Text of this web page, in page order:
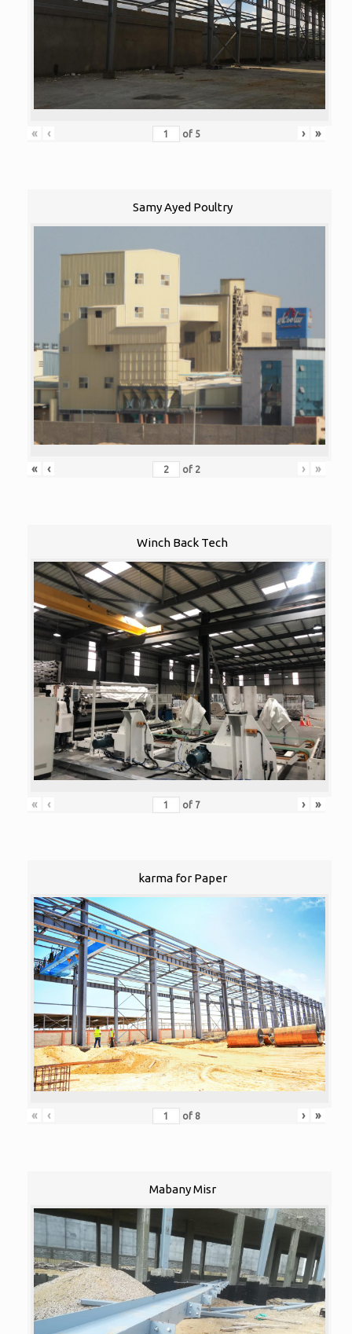
« ‹ of 5 › »
Samy Ayed Poultry
« ‹ of 2 › »
Winch Back Tech
« ‹ of 7 › »
karma for Paper
« ‹ of 8 › »
Mabany Misr